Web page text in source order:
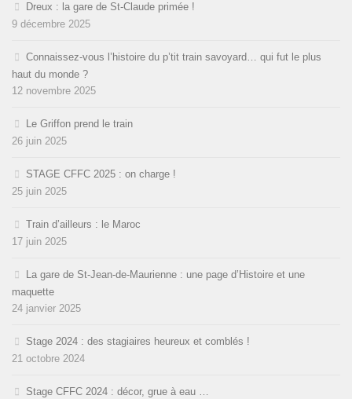
Dreux : la gare de St-Claude primée !
9 décembre 2025
Connaissez-vous l’histoire du p’tit train savoyard… qui fut le plus
haut du monde ?
12 novembre 2025
Le Griffon prend le train
26 juin 2025
STAGE CFFC 2025 : on charge !
25 juin 2025
Train d’ailleurs : le Maroc
17 juin 2025
La gare de St-Jean-de-Maurienne : une page d’Histoire et une
maquette
24 janvier 2025
Stage 2024 : des stagiaires heureux et comblés !
21 octobre 2024
Stage CFFC 2024 : décor, grue à eau …